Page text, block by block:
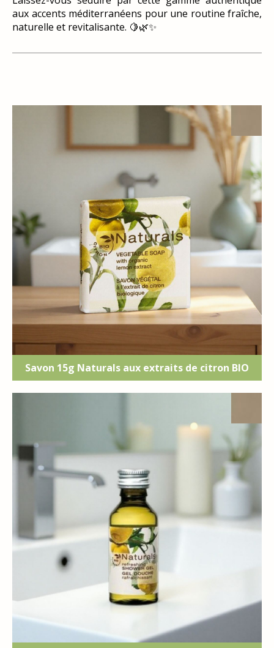
aux accents méditerranéens pour une routine fraîche,
naturelle et revitalisante. 🍋🌿✨
Savon 15g Naturals aux extraits de citron BIO